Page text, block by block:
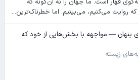
روایت می‌کنیم، می‌بینیم. اما خطرناک‌ترین...
— مواجهه با بخش‌هایی از خود که
زیسته